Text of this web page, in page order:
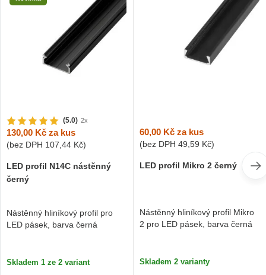
(5.0) 2x
130,00 Kč za kus
(bez DPH 107,44 Kč)
LED profil N14C nástěnný
černý
Nástěnný hliníkový profil pro
LED pásek, barva černá
Skladem 1 ze 2 variant
60,00 Kč za kus
(bez DPH 49,59 Kč)
LED profil Mikro 2 černý
Nástěnný hliníkový profil Mikro
2 pro LED pásek, barva černá
Skladem 2 varianty